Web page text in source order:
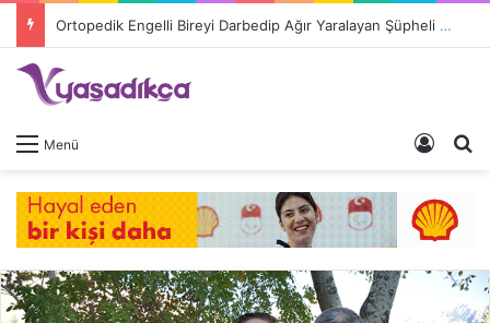
Ortopedik Engelli Bireyi Darbedip Ağır Yaralayan Şüpheli Tutuklandı
Menü Giriş